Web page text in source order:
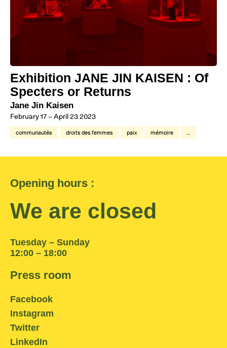
Exhibition JANE JIN KAISEN : Of
Specters or Returns
Jane Jin Kaisen
February 17 – April 23 2023
communautés droits des femmes paix mémoire ...
Opening hours :
We are closed
Tuesday – Sunday
12:00 – 18:00
Press room
Facebook
Instagram
Twitter
LinkedIn